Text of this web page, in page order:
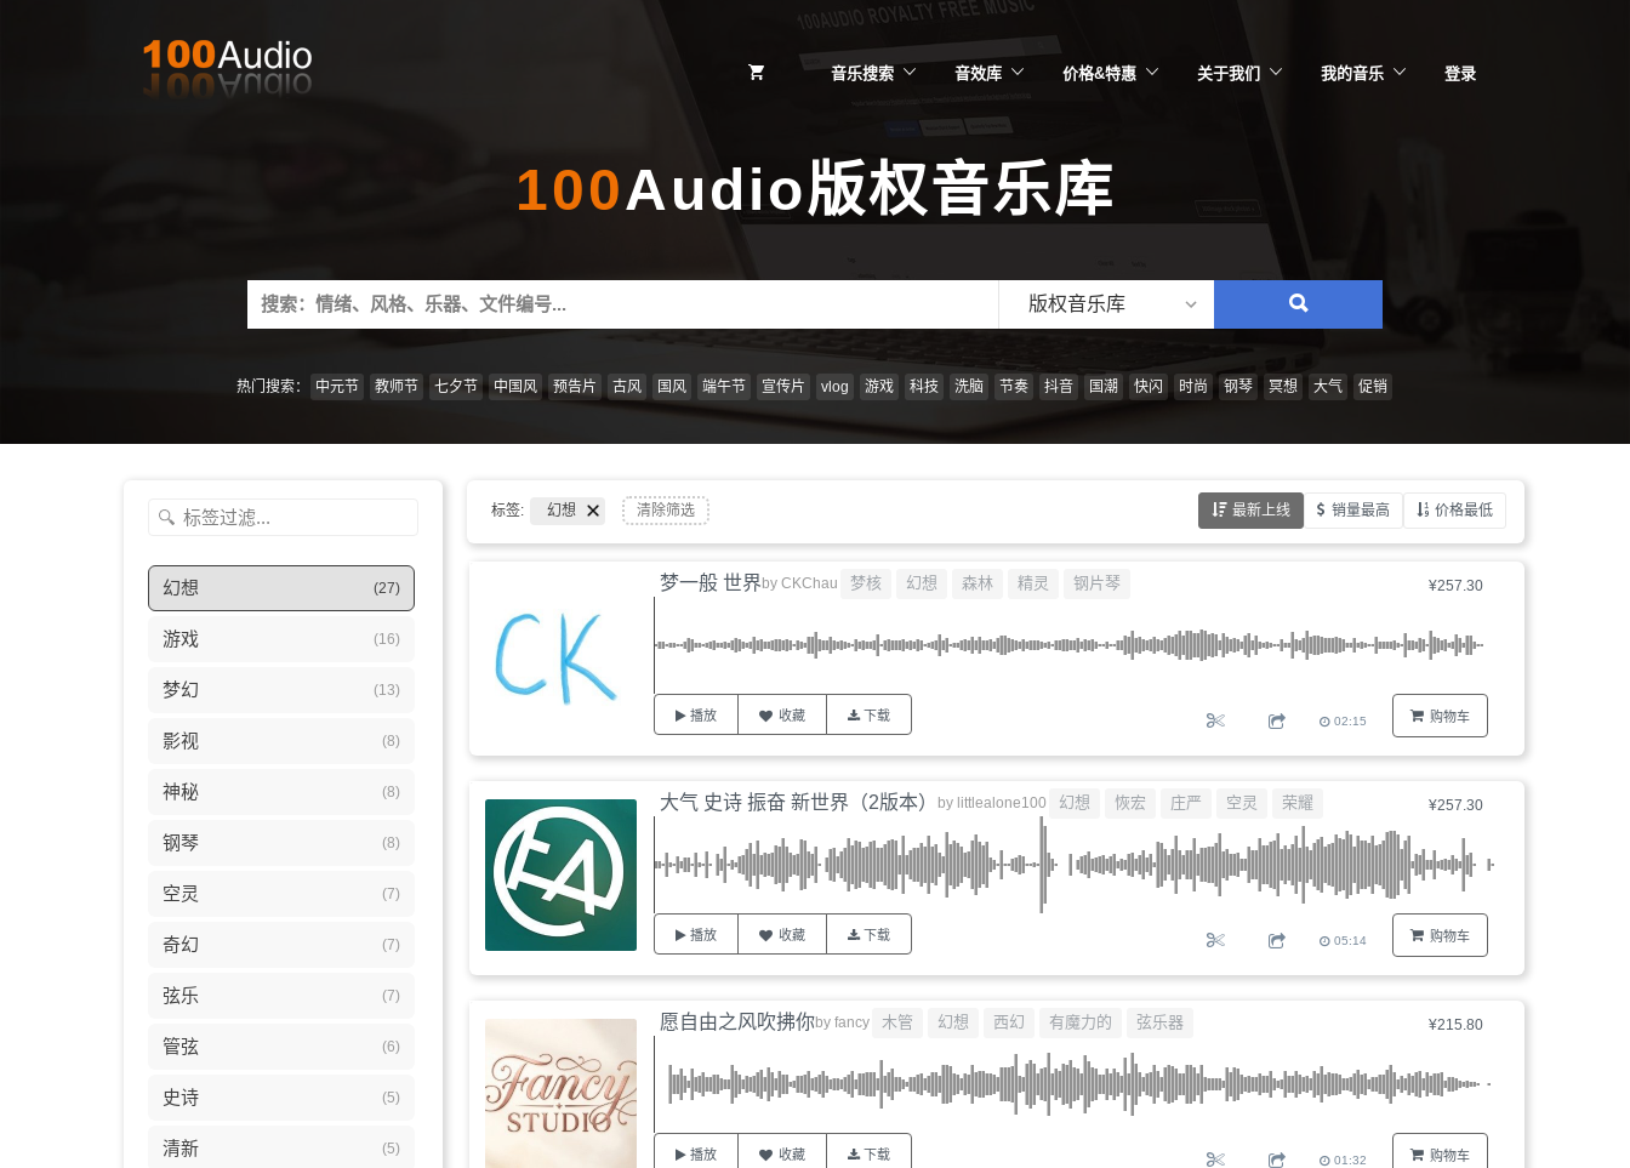
音乐搜索 音效库 价格&特惠 关于我们 我的音乐 登录
100Audio版权音乐库
Search
for:
版权音乐库
搜
情
风
乐
件
热门搜索： 中元节 教师节 七夕节 中国风 预告片 古风 国风 端午节 宣传片 vlog 游戏 科技 洗脑 节奏 抖音 国潮 快闪 时尚 钢琴 冥想 大气 促销
幻想 (27)
游戏 (16)
梦幻 (13)
影视 (8)
神秘 (8)
钢琴 (8)
空灵 (7)
奇幻 (7)
弦乐 (7)
管弦 (6)
史诗 (5)
清新 (5)
标签: 幻想 清除筛选 最新上线 销量最高 价格最低
¥257.30
购物车
梦一般 世界by CKChau 梦核 幻想 森林 精灵 钢片琴
播放 收藏 下载 02:15
¥257.30
购物车
大气 史诗 振奋 新世界（2版本） by littlealone100 幻想 恢宏 庄严 空灵 荣耀
播放 收藏 下载 05:14
¥215.80
购物车
愿自由之风吹拂你by fancy 木管 幻想 西幻 有魔力的 弦乐器
播放 收藏 下载 01:32